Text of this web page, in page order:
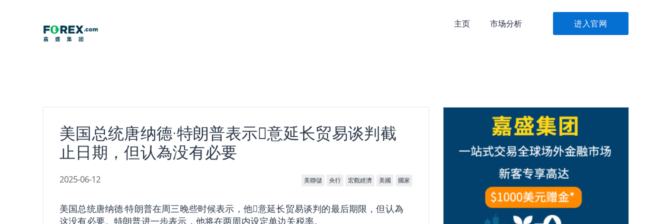
主页 市场分析 进入官网
美国总统唐纳德·特朗普表示𫖸意延长贸易谈判截
止日期，但认為没有必要
2025-06-12 美聯儲 央行 宏觀經濟 美國 國家
美国总统唐纳德·特朗普在周三晚些时候表示，他𫖸意延长贸易谈判的最后期限，但认為
这没有必要。特朗普进一步表示，他将在两周内设定单边关税率。